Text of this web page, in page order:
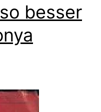
besser